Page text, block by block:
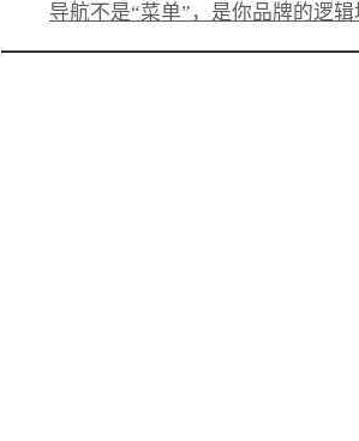
导航不是“菜单”，是你品牌的逻辑